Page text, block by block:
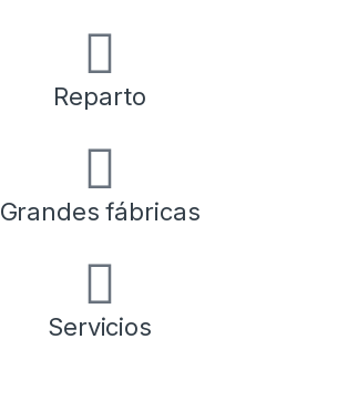
Reparto
Grandes fábricas
Servicios